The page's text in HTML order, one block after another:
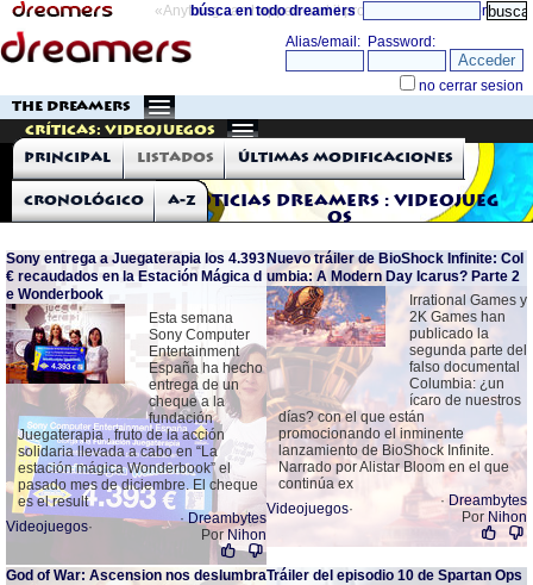
«Anything can happen and it probably will» directorio
búsca en todo dreamers
THE DREAMERS
Críticas: Videojuegos
Noticias Dreamers : Videojueg
os
Principal Listados Últimas modificaciones
Cronológico A-Z
Sony entrega a Juegaterapia los 4.393
€ recaudados en la Estación Mágica d
e Wonderbook
Esta semana
Sony Computer
Entertainment
España ha hecho
entrega de un
cheque a la
fundación
Juegaterapia , fruto de la acción
solidaria llevada a cabo en “La
estación mágica Wonderbook” el
pasado mes de diciembre. El cheque
es el result
Videojuegos· ·Dreambytes
Por Nihon
Nuevo tráiler de BioShock Infinite: Col
umbia: A Modern Day Icarus? Parte 2
Irrational Games y
2K Games han
publicado la
segunda parte del
falso documental
Columbia: ¿un
ícaro de nuestros
días? con el que están
promocionando el inminente
lanzamiento de BioShock Infinite.
Narrado por Alistar Bloom en el que
continúa ex
Videojuegos· · Dreambytes
Por Nihon
God of War: Ascension nos deslumbraTráiler del episodio 10 de Spartan Ops